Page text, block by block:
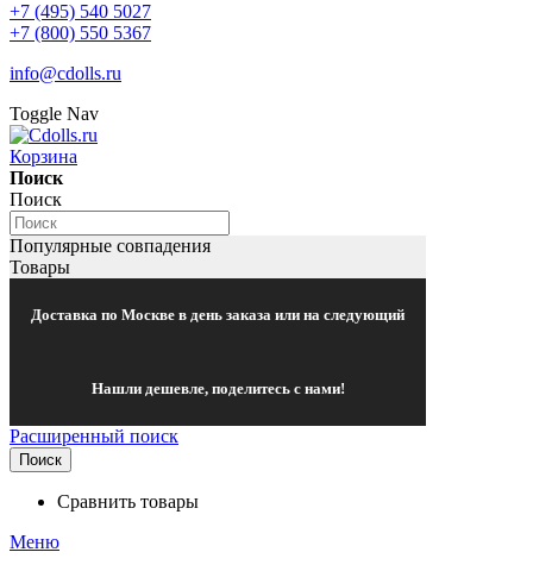
+7 (495) 540 5027
+7 (800) 550 5367
info@cdolls.ru
Toggle Nav
Корзина
Поиск
Поиск
Популярные совпадения
Товары
Доставка по Москве в день заказа или на следующий
Нашли дешевле, поделитесь с нами!
Расширенный поиск
Поиск
Сравнить товары
Меню